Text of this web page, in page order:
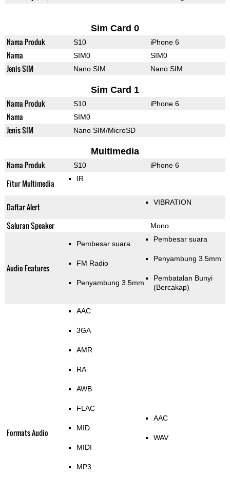
Sim Card 0
Nama Produk S10 iPhone 6
Nama SIM0 SIM0
Jenis SIM Nano SIM Nano SIM
Sim Card 1
Nama Produk S10 iPhone 6
Nama SIM0
Jenis SIM Nano SIM/MicroSD
Multimedia
Nama Produk S10 iPhone 6
Fitur Multimedia IR
Daftar Alert VIBRATION
Saluran Speaker Mono
Audio Features
Pembesar suara
FM Radio
Penyambung 3.5mm
Pembesar suara
Penyambung 3.5mm
Pembatalan Bunyi
(Bercakap)
Formats Audio
AAC
3GA
AMR
RA
AWB
FLAC
MID
MIDI
MP3
AAC
WAV